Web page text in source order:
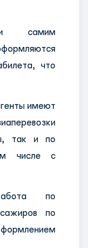
самим
что
имеют
так и по
числе с
по
по